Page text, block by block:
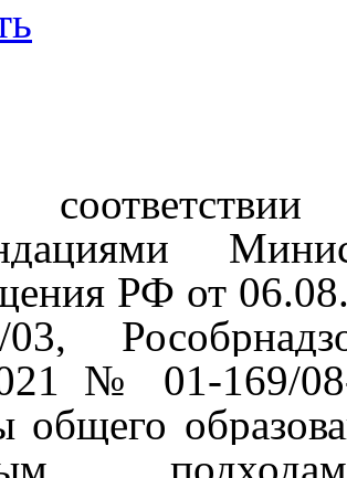
РФ от
03,
№ 01-169/
общего